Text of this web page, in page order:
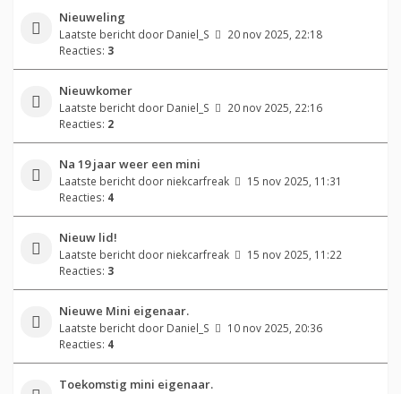
Nieuweling
Laatste bericht door Daniel_S
20 nov 2025, 22:18
Reacties: 3
Nieuwkomer
Laatste bericht door Daniel_S
20 nov 2025, 22:16
Reacties: 2
Na 19 jaar weer een mini
Laatste bericht door niekcarfreak
15 nov 2025, 11:31
Reacties: 4
Nieuw lid!
Laatste bericht door niekcarfreak
15 nov 2025, 11:22
Reacties: 3
Nieuwe Mini eigenaar.
Laatste bericht door Daniel_S
10 nov 2025, 20:36
Reacties: 4
Toekomstig mini eigenaar.